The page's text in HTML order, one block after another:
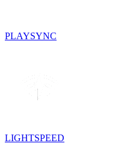
PLAYSYNC
LIGHTSPEED